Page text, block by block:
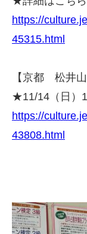
https://
45315.html
【京都 松井山
★11/14（日）
https://
43808.html